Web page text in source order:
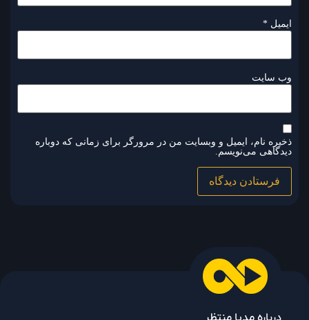
ایمیل *
وب‌ سایت
ذخیره نام، ایمیل و وبسایت من در مرورگر برای زمانی که دوباره
دیدگاهی می‌نویسم.